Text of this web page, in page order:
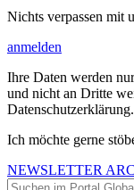
Nichts verpassen mit
anmelden
Ihre Daten werden
und nicht an Dritte
Datenschutzerklärung.
Ich möchte gerne
NEWSLETTER